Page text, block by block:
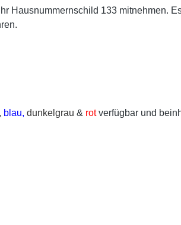
Hausnummernschild 133 mitnehmen.
, blau, dunkelgrau & rotverfügbar und